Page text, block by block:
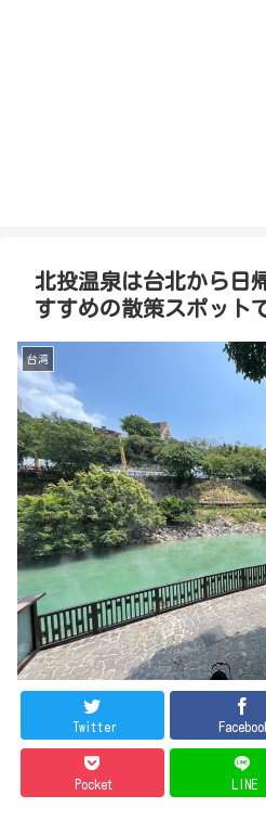
北投温泉は台北から日
すすめの散策スポット
台湾
Twitter
Pocket LINE